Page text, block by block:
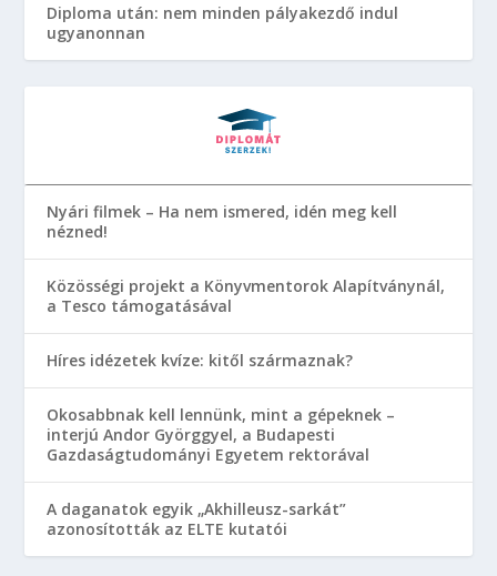
Diploma után: nem minden pályakezdő indul
ugyanonnan
Nyári filmek – Ha nem ismered, idén meg kell
nézned!
Közösségi projekt a Könyvmentorok Alapítványnál,
a Tesco támogatásával
Híres idézetek kvíze: kitől származnak?
Okosabbnak kell lennünk, mint a gépeknek –
interjú Andor Györggyel, a Budapesti
Gazdaságtudományi Egyetem rektorával
A daganatok egyik „Akhilleusz-sarkát”
azonosították az ELTE kutatói